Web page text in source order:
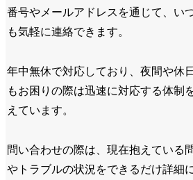
番号やメールアドレスを通じて、い
も気軽に連絡できます。
年中無休で対応しており、夜間や休
もお困りの際は迅速に対応する体制
えています。
問い合わせの際は、現在抱えている
やトラブルの状況をできるだけ詳細